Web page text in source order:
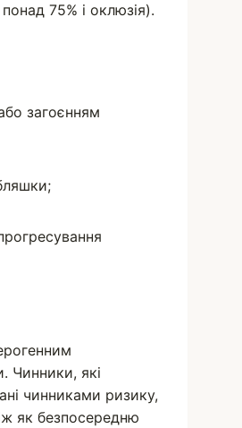
75% і оклюзія).
загоєнням
Чинники, які
чинниками ризику,
як безпосередню